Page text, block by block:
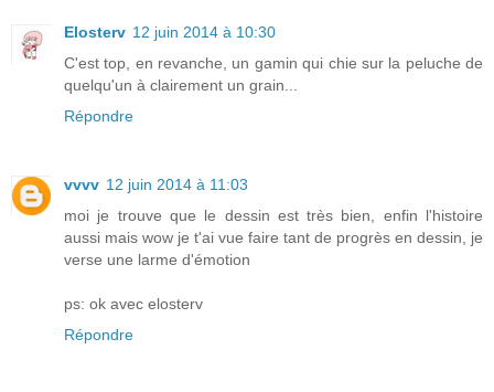
Elosterv 12 juin 2014 à 10:30
C'est top, en revanche, un gamin qui chie sur la peluche de
quelqu'un à clairement un grain...
Répondre
vvvv 12 juin 2014 à 11:03
moi je trouve que le dessin est très bien, enfin l'histoire
aussi mais wow je t'ai vue faire tant de progrès en dessin, je
verse une larme d'émotion
ps: ok avec elosterv
Répondre